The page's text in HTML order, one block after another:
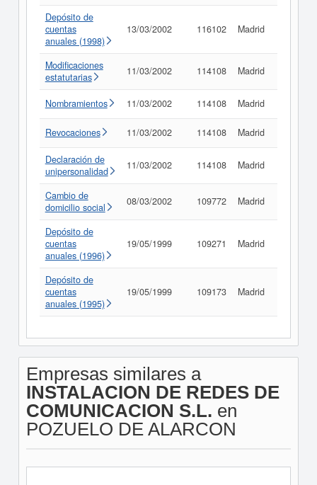
Depósito de
cuentas
anuales (1998)
13/03/2002 116102 Madrid
Modificaciones
estatutarias
11/03/2002 114108 Madrid
Nombramientos 11/03/2002 114108 Madrid
Revocaciones 11/03/2002 114108 Madrid
Declaración de
unipersonalidad
11/03/2002 114108 Madrid
Cambio de
domicilio social
08/03/2002 109772 Madrid
Depósito de
cuentas
anuales (1996)
19/05/1999 109271 Madrid
Depósito de
cuentas
anuales (1995)
19/05/1999 109173 Madrid
Empresas similares a
INSTALACION DE REDES DE
COMUNICACION S.L. en
POZUELO DE ALARCON